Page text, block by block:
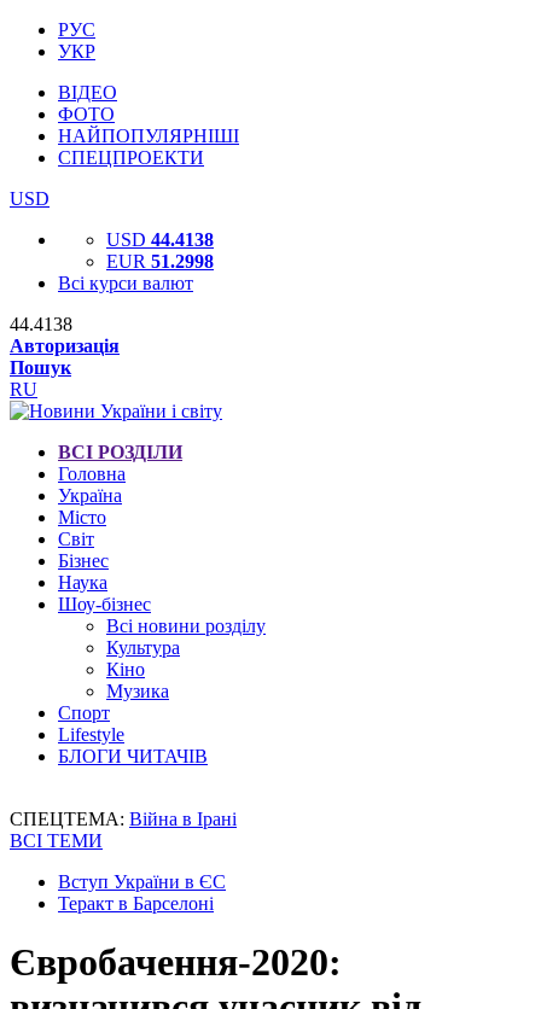
РУС
УКР
ВІДЕО
ФОТО
НАЙПОПУЛЯРНІШІ
СПЕЦПРОЕКТИ
USD
USD 44.4138
EUR 51.2998
Всі курси валют
44.4138
Авторизація
Пошук
RU
ВСІ РОЗДІЛИ
Головна
Україна
Місто
Світ
Бізнес
Наука
Шоу-бізнес
Всі новини розділу
Культура
Кіно
Музика
Спорт
Lifestyle
БЛОГИ ЧИТАЧІВ
СПЕЦТЕМА: Війна в Ірані
ВСІ ТЕМИ
Вступ України в ЄС
Теракт в Барселоні
Євробачення-2020: